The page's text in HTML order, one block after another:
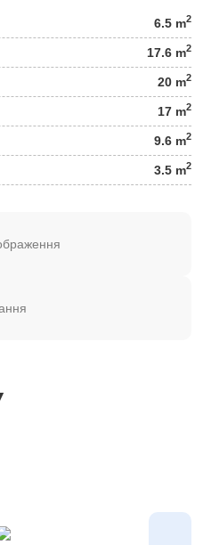
6.5 m2
17.6 m2
20 m2
17 m2
9.6 m2
3.5 m2